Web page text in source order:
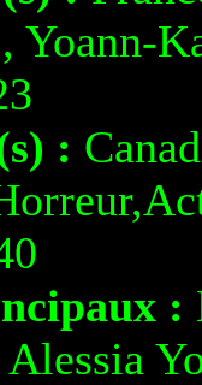
Yoann-
:
: